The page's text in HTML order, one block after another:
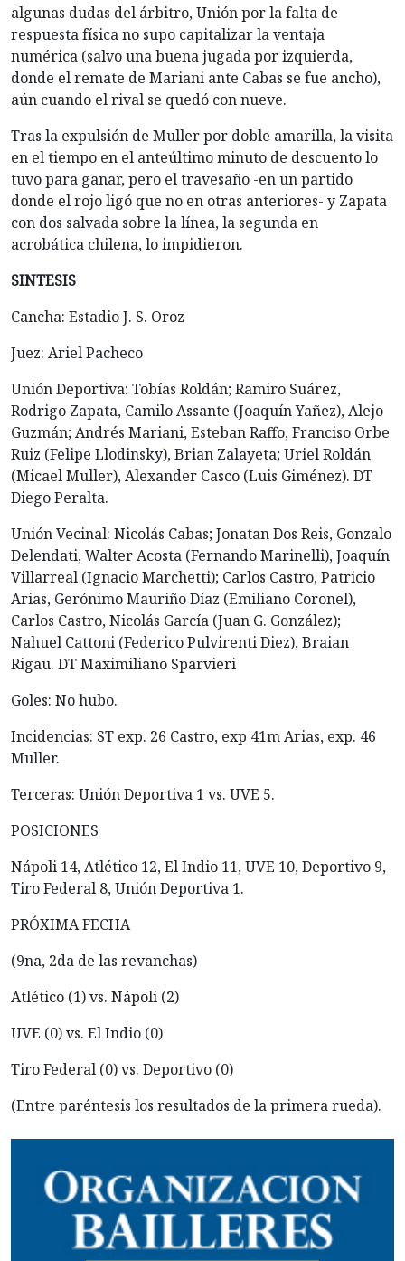
algunas dudas del árbitro, Unión por la falta de
respuesta física no supo capitalizar la ventaja
numérica (salvo una buena jugada por izquierda,
donde el remate de Mariani ante Cabas se fue ancho),
aún cuando el rival se quedó con nueve.
Tras la expulsión de Muller por doble amarilla, la visita
en el tiempo en el anteúltimo minuto de descuento lo
tuvo para ganar, pero el travesaño -en un partido
donde el rojo ligó que no en otras anteriores- y Zapata
con dos salvada sobre la línea, la segunda en
acrobática chilena, lo impidieron.
SINTESIS
Cancha: Estadio J. S. Oroz
Juez: Ariel Pacheco
Unión Deportiva: Tobías Roldán; Ramiro Suárez,
Rodrigo Zapata, Camilo Assante (Joaquín Yañez), Alejo
Guzmán; Andrés Mariani, Esteban Raffo, Franciso Orbe
Ruiz (Felipe Llodinsky), Brian Zalayeta; Uriel Roldán
(Micael Muller), Alexander Casco (Luis Giménez). DT
Diego Peralta.
Unión Vecinal: Nicolás Cabas; Jonatan Dos Reis, Gonzalo
Delendati, Walter Acosta (Fernando Marinelli), Joaquín
Villarreal (Ignacio Marchetti); Carlos Castro, Patricio
Arias, Gerónimo Mauriño Díaz (Emiliano Coronel),
Carlos Castro, Nicolás García (Juan G. González);
Nahuel Cattoni (Federico Pulvirenti Diez), Braian
Rigau. DT Maximiliano Sparvieri
Goles: No hubo.
Incidencias: ST exp. 26 Castro, exp 41m Arias, exp. 46
Muller.
Terceras: Unión Deportiva 1 vs. UVE 5.
POSICIONES
Nápoli 14, Atlético 12, El Indio 11, UVE 10, Deportivo 9,
Tiro Federal 8, Unión Deportiva 1.
PRÓXIMA FECHA
(9na, 2da de las revanchas)
Atlético (1) vs. Nápoli (2)
UVE (0) vs. El Indio (0)
Tiro Federal (0) vs. Deportivo (0)
(Entre paréntesis los resultados de la primera rueda).